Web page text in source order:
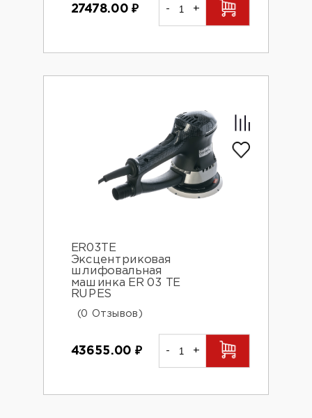
27478.00₽ - +
ER03TE
Эксцентриковая
шлифовальная
машинка ER 03 TE
RUPES
(0 Отзывов)
43655.00 ₽ - +